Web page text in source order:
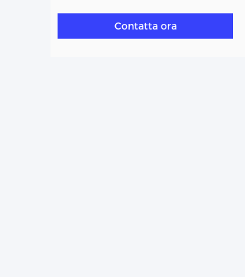
Contatta ora